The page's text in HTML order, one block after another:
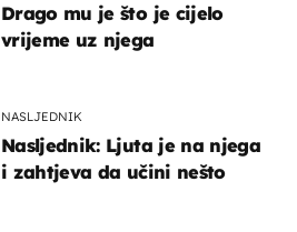
Drago mu je što je cijelo
vrijeme uz njega
NASLJEDNIK
Nasljednik: Ljuta je na njega
i zahtjeva da učini nešto